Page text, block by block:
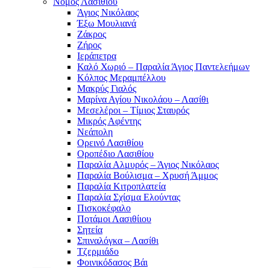
Άγιος Νικόλαος
Έξω Μουλιανά
Ζάκρος
Ζήρος
Ιεράπετρα
Καλό Χωριό – Παραλία Άγιος Παντελεήμων
Κόλπος Μεραμπέλλου
Μακρύς Γιαλός
Μαρίνα Αγίου Νικολάου – Λασίθι
Μεσελέροι – Τίμιος Σταυρός
Μικρός Αφέντης
Νεάπολη
Ορεινό Λασιθίου
Οροπέδιο Λασιθίου
Παραλία Αλμυρός – Άγιος Νικόλαος
Παραλία Βούλισμα – Χρυσή Άμμος
Παραλία Κιτροπλατεία
Παραλία Σχίσμα Ελούντας
Πισκοκέφαλο
Ποτάμοι Λασιθίιου
Σητεία
Σπιναλόγκα – Λασίθι
Τζερμιάδο
Φοινικόδασος Βάι